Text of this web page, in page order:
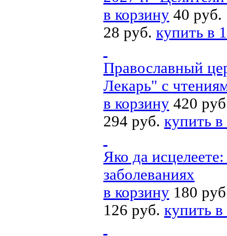
в корзину 40 руб.
28 руб. купить в
Православный
Лекарь" с
в корзину 420
294 руб. купить
Яко да
заболеваниях
в корзину 180
126 руб. купить